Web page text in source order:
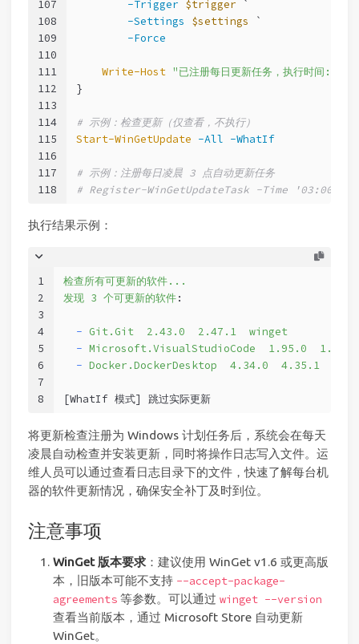
107
108
109
110
111
112
113
114
115
116
117
118
-Trigger $trigger `
-Settings
$settings `
-Force
Write-Host "已注册每日更新任务，执行时间:
}
# 示例：检查更新（仅查看，不执行）
Start-WinGetUpdate -All -WhatIf
# 示例：注册每日凌晨 3 点自动更新任务
# Register-WinGetUpdateTask -Time '03:00'
执行结果示例：
1
2
3
4
5
6
7
8
检查所有可更新的软件...
发现 3 个可更新的软件:
- Git.Git  2.43.0  2.47.1  winget
- Microsoft.VisualStudioCode  1.95.0
- Docker.DockerDesktop  4.34.0  4.35.1
[WhatIf 模式] 跳过实际更新
将更新检查注册为 Windows 计划任务后，系统会在每天
凌晨自动检查并安装更新，同时将操作日志写入文件。运
维人员可以通过查看日志目录下的文件，快速了解每台机
器的软件更新情况，确保安全补丁及时到位。
注意事项
WinGet 版本要求：建议使用 WinGet v1.6 或更高版
本，旧版本可能不支持 --accept-package-
agreements等参数。可以通过 winget --version
查看当前版本，通过 Microsoft Store 自动更新
WinGet。